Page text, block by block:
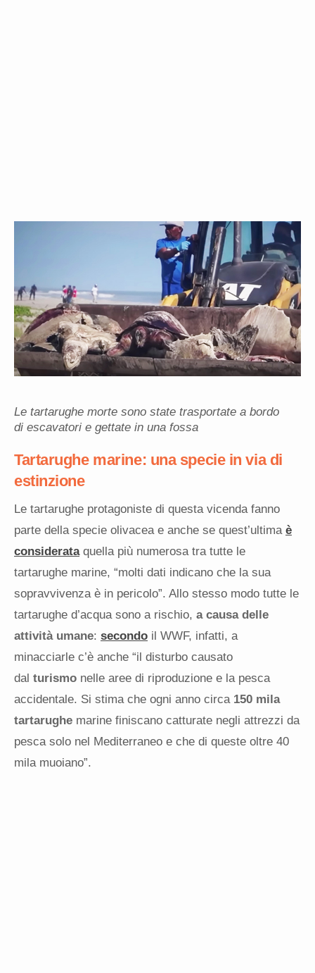
Le tartarughe morte sono state trasportate a bordo
di escavatori e gettate in una fossa
Tartarughe marine: una specie in via di
estinzione
Le tartarughe protagoniste di questa vicenda fanno
parte della specie olivacea e anche se quest’ultima è
considerataquella più numerosa tra tutte le
tartarughe marine, “molti dati indicano che la sua
sopravvivenza è in pericolo”. Allo stesso modo tutte le
tartarughe d’acqua sono a rischio, a causa delle
attività umane: secondo il WWF, infatti, a
minacciarle c’è anche “il disturbo causato
dal turismo nelle aree di riproduzione e la pesca
accidentale. Si stima che ogni anno circa 150 mila
tartarughe marine finiscano catturate negli attrezzi da
pesca solo nel Mediterraneo e che di queste oltre 40
mila muoiano”.